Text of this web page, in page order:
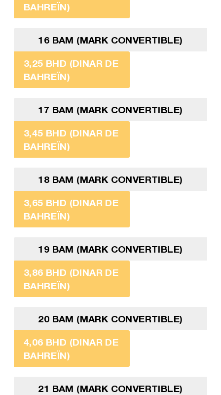
BAHREÏN)
16 BAM (MARK CONVERTIBLE)
3,25 BHD (DINAR DE
BAHREÏN)
17 BAM (MARK CONVERTIBLE)
3,45 BHD (DINAR DE
BAHREÏN)
18 BAM (MARK CONVERTIBLE)
3,65 BHD (DINAR DE
BAHREÏN)
19 BAM (MARK CONVERTIBLE)
3,86 BHD (DINAR DE
BAHREÏN)
20 BAM (MARK CONVERTIBLE)
4,06 BHD (DINAR DE
BAHREÏN)
21 BAM (MARK CONVERTIBLE)